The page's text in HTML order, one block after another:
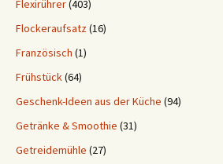
Flexirührer(403)
Flockeraufsatz(16)
Französisch (1)
Frühstück(64)
Geschenk-Ideen aus der Küche (94)
Getränke & Smoothie (31)
Getreidemühle (27)